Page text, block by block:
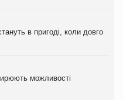
в пригоді, коли довго
можливості